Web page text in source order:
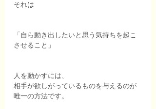
それは
「自ら動き出したいと思う気持ちを起こ
させること」
人を動かすには、
相手が欲しがっているものを与えるのが
唯一の方法です。